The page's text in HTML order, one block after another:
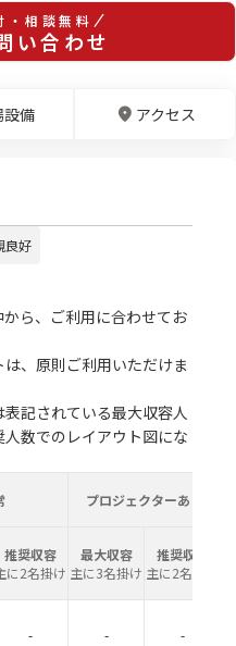
・相談無料
い合わせ
設備 アクセス
良好
ら、ご利用に合わせてお
、原則ご利用いただけま
記されている最大収容人
数でのレイアウト図にな
プロジェクターあり
推奨収容
に2名掛け
最大収容
主に3名掛け
推奨収容
主に2名掛け
- - -